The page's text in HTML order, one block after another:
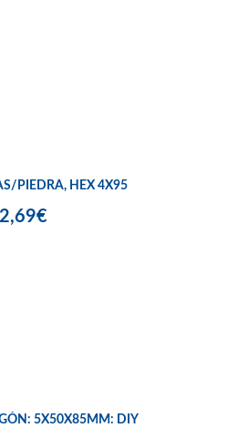
PIEDRA, HEX 4X95
2,69€
5X50X85MM: DIY